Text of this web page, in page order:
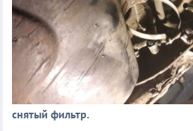
снятый фильтр.